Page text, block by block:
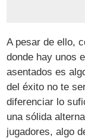
A pesar de ello,
donde hay unos
asentados es
del éxito no te
diferenciar lo
una sólida
jugadores, algo